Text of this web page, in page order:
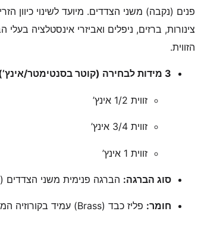
פנים (נקבה) משני הצדדים. מיועד לשינוי כיוון
צינורות, ברזים, ניפלים ואביזרי אינסטלציה
הזווית.
3 מידות לבחירה (קוטר בסנטימטר/אינץ’):
זווית 1/2 אינץ’
זווית 3/4 אינץ’
זווית 1 אינץ’
סוג הברגה: הברגה פנימית משני הצדדים
חומר: פליז כבד (Brass) עמיד בקורוזיה המאושר למי שתייה ולמערכות נוזלים.